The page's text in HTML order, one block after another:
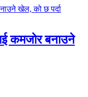
कमजोर बनाउने